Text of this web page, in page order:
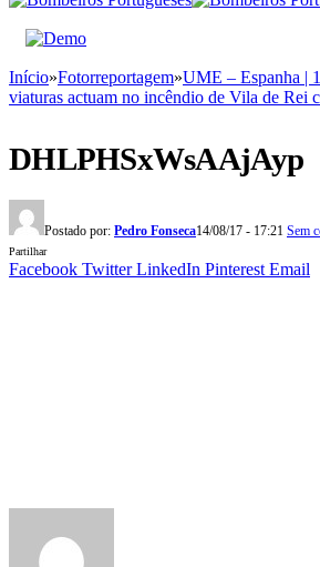
Início»Fotorreportagem»UME – Espanha |
viaturas actuam no incêndio de Vila de Rei
DHLPHSxWsAAjAyp
Postado por: Pedro Fonseca14/08/17 - 17:21 Sem
Partilhar
Facebook Twitter LinkedIn Pinterest Email